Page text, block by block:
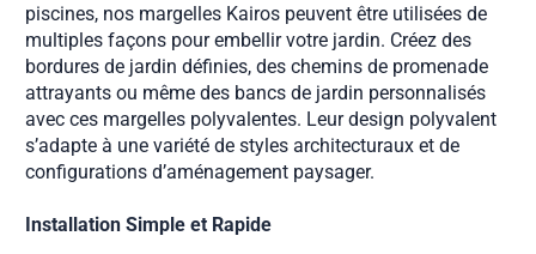
piscines, nos margelles Kairos peuvent être utilisées de
multiples façons pour embellir votre jardin. Créez des
bordures de jardin définies, des chemins de promenade
attrayants ou même des bancs de jardin personnalisés
avec ces margelles polyvalentes. Leur design polyvalent
s’adapte à une variété de styles architecturaux et de
configurations d’aménagement paysager.
Installation Simple et Rapide